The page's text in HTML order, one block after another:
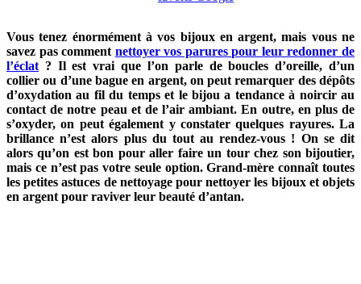
Vous tenez énormément à vos bijoux en argent, mais vous ne
savez pas comment nettoyer vos parures pour leur redonner de
l’éclat ? Il est vrai que l’on parle de boucles d’oreille, d’un
collier ou d’une bague en argent, on peut remarquer des dépôts
d’oxydation au fil du temps et le bijou a tendance à noircir au
contact de notre peau et de l’air ambiant. En outre, en plus de
s’oxyder, on peut également y constater quelques rayures. La
brillance n’est alors plus du tout au rendez-vous ! On se dit
alors qu’on est bon pour aller faire un tour chez son bijoutier,
mais ce n’est pas votre seule option. Grand-mère connaît toutes
les petites astuces de nettoyage pour nettoyer les bijoux et objets
en argent pour raviver leur beauté d’antan.